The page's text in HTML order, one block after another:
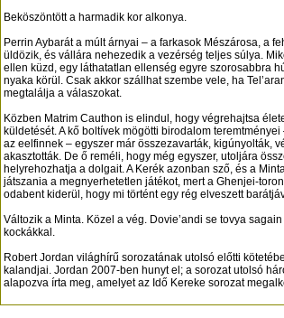
Beköszöntött a harmadik kor alkonya.
Perrin Aybarát a múlt árnyai – a farkasok Mészárosa, a
üldözik, és vállára nehezedik a vezérség teljes súlya.
ellen küzd, egy láthatatlan ellenség egyre szorosabbra
nyaka körül. Csak akkor szállhat szembe vele, ha
megtalálja a válaszokat.
Közben Matrim Cauthon is elindul, hogy végrehajtsa
küldetését. A kő boltívek mögötti birodalom
az eelfinnek – egyszer már összezavarták, kigúnyolták,
akasztották. De ő reméli, hogy még egyszer, utoljára
helyrehozhatja a dolgait. A Kerék azonban sző, és a
játszania a megnyerhetetlen játékot, mert a Ghenjei-
odabent kiderül, hogy mi történt egy rég elveszett
Változik a Minta. Közel a vég. Dovie’andi se tovya
kockákkal.
Robert Jordan világhírű sorozatának utolsó előtti
kalandjai. Jordan 2007-ben hunyt el; a sorozat utolsó
alapozva írta meg, amelyet az Idő Kereke sorozat